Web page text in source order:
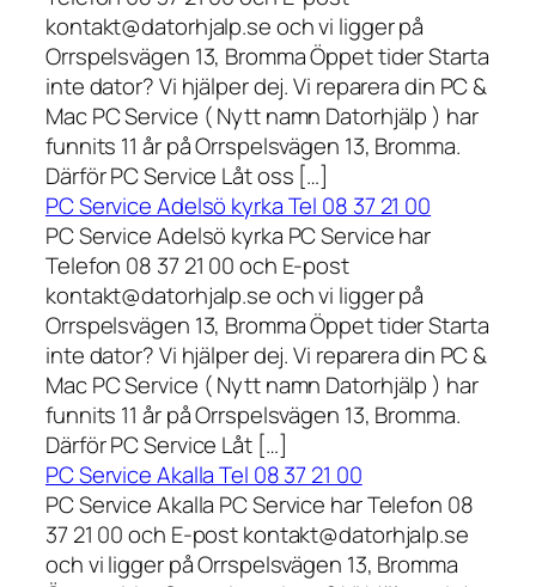
kontakt@datorhjalp.se och vi ligger på
Orrspelsvägen 13, Bromma Öppet tider Starta
inte dator? Vi hjälper dej. Vi reparera din PC &
Mac PC Service ( Nytt namn Datorhjälp ) har
funnits 11 år på Orrspelsvägen 13, Bromma.
Därför PC Service Låt oss […]
PC Service Adelsö kyrka Tel 08 37 21 00
PC Service Adelsö kyrka PC Service har
Telefon 08 37 21 00 och E-post
kontakt@datorhjalp.se och vi ligger på
Orrspelsvägen 13, Bromma Öppet tider Starta
inte dator? Vi hjälper dej. Vi reparera din PC &
Mac PC Service ( Nytt namn Datorhjälp ) har
funnits 11 år på Orrspelsvägen 13, Bromma.
Därför PC Service Låt […]
PC Service Akalla Tel 08 37 21 00
PC Service Akalla PC Service har Telefon 08
37 21 00 och E-post kontakt@datorhjalp.se
och vi ligger på Orrspelsvägen 13, Bromma